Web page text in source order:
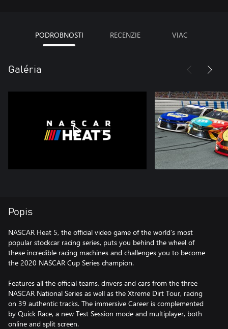
PODROBNOSTI RECENZIE VIAC
Galéria
Popis
NASCAR Heat 5, the official video game of the world’s most
popular stockcar racing series, puts you behind the wheel of
these incredible racing machines and challenges you to become
the 2020 NASCAR Cup Series champion.
Features all the official teams, drivers and cars from the three
NASCAR National Series as well as the Xtreme Dirt Tour, racing
on 39 authentic tracks. The immersive Career is complemented
by Quick Race, a new Test Session mode and multiplayer, both
online and split screen.